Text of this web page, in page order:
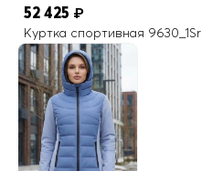
52 425 ₽
Куртка спортивная 9630_1Sr